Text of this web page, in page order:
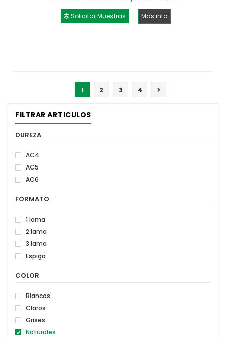
Solicitar Muestras Más info
1 2 3 4
FILTRAR ARTICULOS
DUREZA
AC4
AC5
AC6
FORMATO
1 lama
2 lama
3 lama
Espiga
COLOR
Blancos
Claros
Grises
Naturales